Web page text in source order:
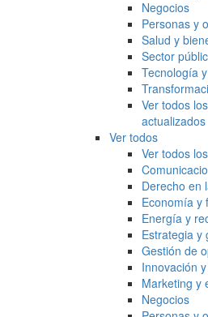
Negocios
Personas y
Salud y
Sector
Tecnología
Ver todos
actualizados
Ver todos
Ver todos
Derecho en
Economía y
Energía y
Estrategia y
Gestión de
Innovación
Marketing y
Negocios